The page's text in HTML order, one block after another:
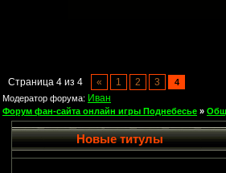
Страница 4 из 4 « 1 2 3
4
Модератор форума: Иван
Форум фан-сайта онлайн игры Поднебесье »
Новые титулы